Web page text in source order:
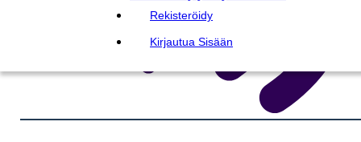
Rekisteröidy
Kirjautua Sisään